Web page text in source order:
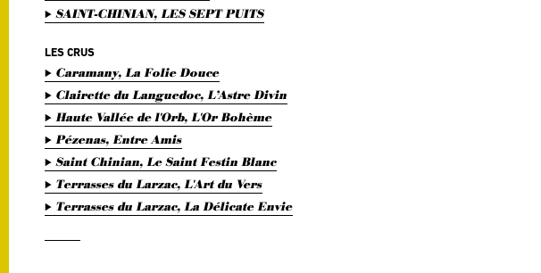
SAINT-CHINIAN, LES SEPT PUITS
LES CRUS
Caramany, La Folie Douce
Clairette du Languedoc, L’Astre Divin
Haute Vallée de l'Orb, L'Or Bohème
Pézenas, Entre Amis
Saint Chinian, Le Saint Festin Blanc
Terrasses du Larzac, L'Art du Vers
Terrasses du Larzac, La Délicate Envie